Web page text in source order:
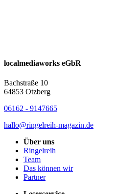
localmediaworks eGbR
Bachstraße 10
64853 Otzberg
06162 - 9147665
hallo@ringelreih-magazin.de
Über uns
Ringelreih
Team
Das können wir
Partner